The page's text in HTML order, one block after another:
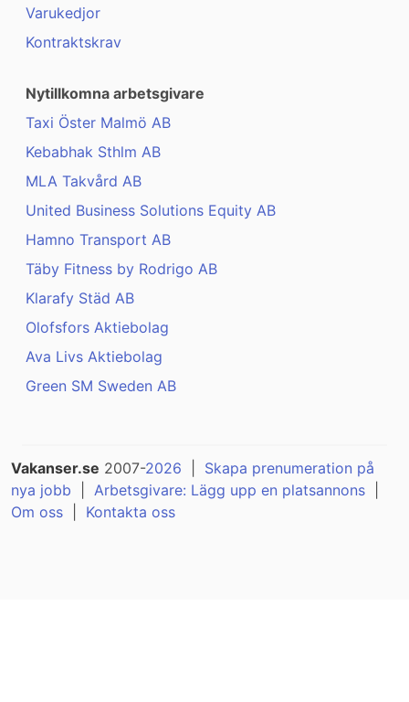
Varukedjor
Kontraktskrav
Nytillkomna arbetsgivare
Taxi Öster Malmö AB
Kebabhak Sthlm AB
MLA Takvård AB
United Business Solutions Equity AB
Hamno Transport AB
Täby Fitness by Rodrigo AB
Klarafy Städ AB
Olofsfors Aktiebolag
Ava Livs Aktiebolag
Green SM Sweden AB
Vakanser.se 2007-2026
Skapa prenumeration på
nya jobb
Arbetsgivare: Lägg upp en platsannons
Om oss
Kontakta oss